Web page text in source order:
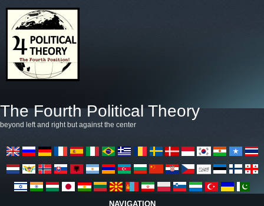
The Fourth Political Theory
beyond left and right but against the center
NAVIGATION